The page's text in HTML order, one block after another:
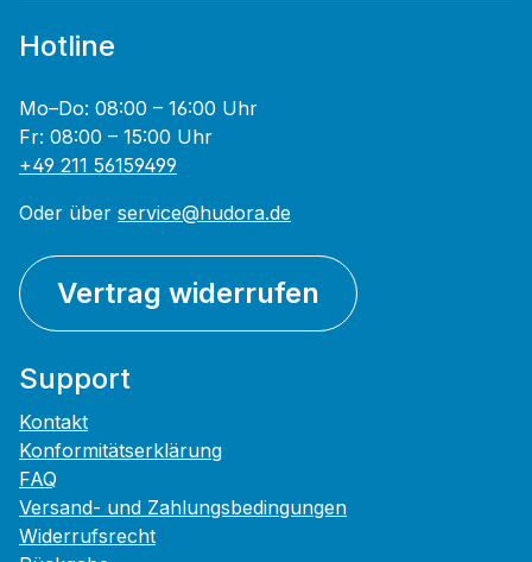
Hotline
Mo–Do: 08:00 – 16:00 Uhr
Fr: 08:00 – 15:00 Uhr
+49 211 56159499
Oder über service@hudora.de
Vertrag widerrufen
Support
Kontakt
Konformitätserklärung
FAQ
Versand- und Zahlungsbedingungen
Widerrufsrecht